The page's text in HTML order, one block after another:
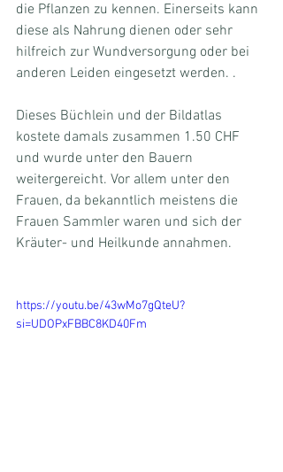
die Pflanzen zu kennen. Einerseits kann
diese als Nahrung dienen oder sehr
hilfreich zur Wundversorgung oder bei
anderen Leiden eingesetzt werden. .
Dieses Büchlein und der Bildatlas
kostete damals zusammen 1.50 CHF
und wurde unter den Bauern
weitergereicht. Vor allem unter den
Frauen, da bekanntlich meistens die
Frauen Sammler waren und sich der
Kräuter- und Heilkunde annahmen.
https://youtu.be/43wMo7gQteU?
si=UDOPxFBBC8KD40Fm